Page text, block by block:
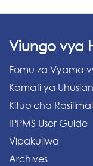
Viungo vya
Fomu za Vyama
Kamati ya
Kituo cha
IPPMS User Guide
Vipakuliwa
Archives